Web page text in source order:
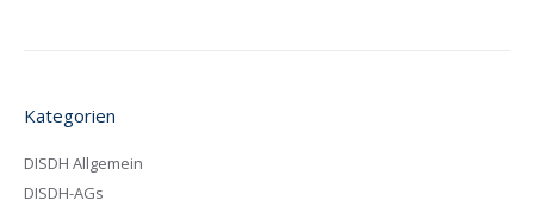
Kategorien
DISDH Allgemein
DISDH-AGs